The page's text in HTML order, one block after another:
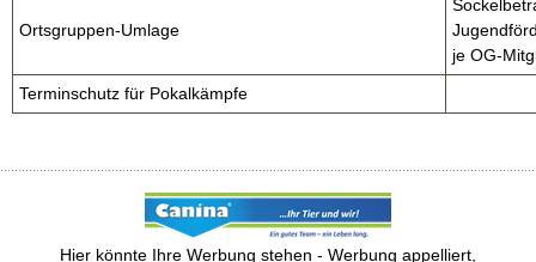
Ortsgruppen-Umlage
je OG-
Terminschutz für Pokalkämpfe
Hier könnte Ihre Werbung stehen - Werbung appelliert,